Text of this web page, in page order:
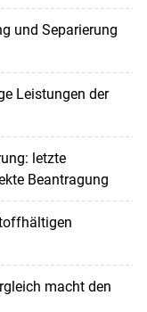
und Separierung
Leistungen der
letzte
Beantragung
macht den